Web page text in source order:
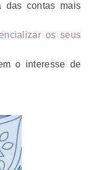
das contas mais
os seus
o interesse de